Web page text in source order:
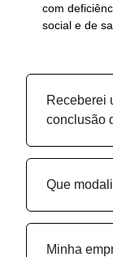
com
social e de
Receberei
conclusão
Que
Minha